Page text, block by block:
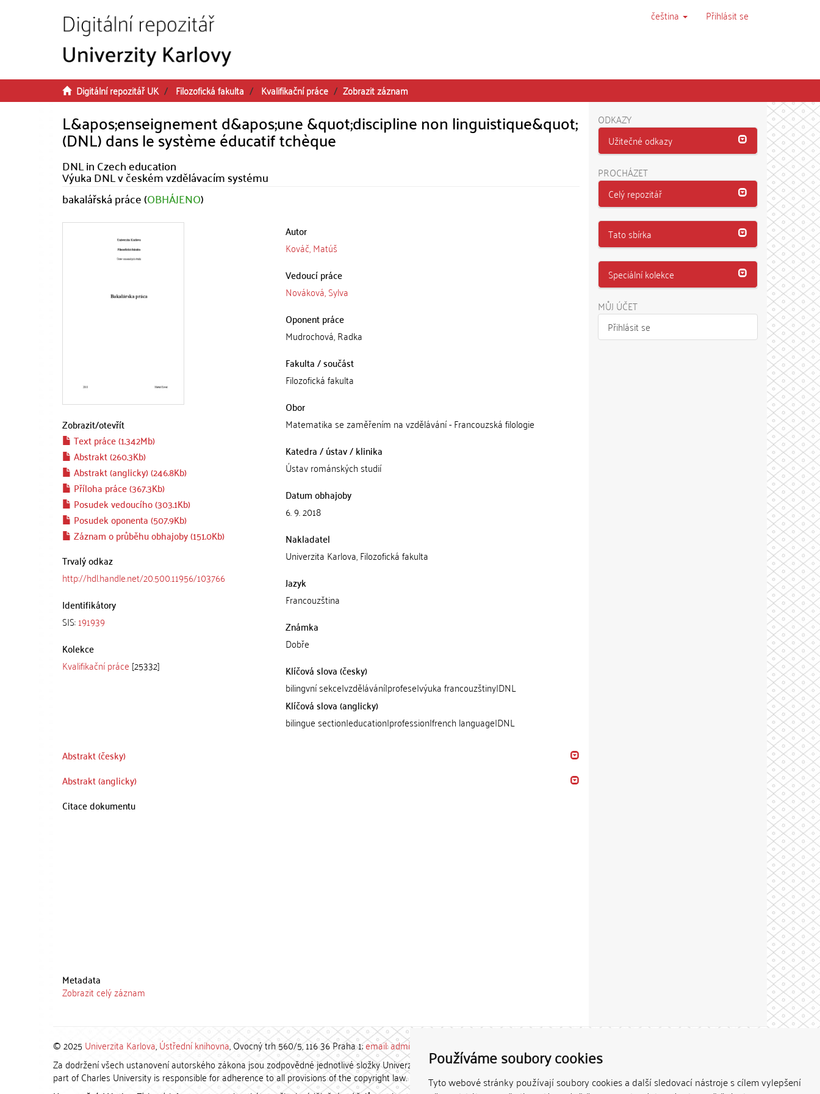
Používáme soubory cookies
Tyto webové stránky používají soubory cookies a další sledovací nástroje s cílem vylepšení
čeština Přihlásit se
Digitální repozitář UK Filozofická fakulta Kvalifikační práce Zobrazit záznam
L&apos;enseignement d&apos;une &quot;discipline non linguistique&quot;
(DNL) dans le système éducatif tchèque
DNL in Czech education
Výuka DNL v českém vzdělávacím systému
bakalářská práce (OBHÁJENO)
Zobrazit/otevřít
Text práce (1.342Mb)
Abstrakt (260.3Kb)
Abstrakt (anglicky) (246.8Kb)
Příloha práce (367.3Kb)
Posudek vedoucího (303.1Kb)
Posudek oponenta (507.9Kb)
Záznam o průběhu obhajoby (151.0Kb)
Trvalý odkaz
http://hdl.handle.net/20.500.11956/103766
Identifikátory
SIS:191939
Kolekce
Kvalifikační práce [25332]
Autor
Kováč, Matúš
Vedoucí práce
Nováková, Sylva
Oponent práce
Mudrochová, Radka
Fakulta / součást
Filozofická fakulta
Obor
Matematika se zaměřením na vzdělávání - Francouzská filologie
Katedra / ústav / klinika
Ústav románských studií
Datum obhajoby
6. 9. 2018
Nakladatel
Univerzita Karlova, Filozofická fakulta
Jazyk
Francouzština
Známka
Dobře
Klíčová slova (česky)
bilingvní sekce|vzdělávání|profese|výuka francouzštiny|DNL
Klíčová slova (anglicky)
bilingue section|education|profession|french language|DNL
Abstrakt (česky)
Abstrakt (anglicky)
Citace dokumentu
Metadata
Zobrazit celý záznam
ODKAZY
Užitečné odkazy
PROCHÁZET
Celý repozitář
Tato sbírka
Speciální kolekce
MŮJ ÚČET
Přihlásit se
© 2025 Univerzita Karlova,Ústřední knihovna, Ovocný trh 560/5, 116 36 Praha 1;email: admin-repozitar [at] cuni.cz
Za dodržení všech ustanovení autorského zákona jsou zodpovědné jednotlivé složky Univerzity Karlovy. / Each constituent
part of Charles University is responsible for adherence to all provisions of the copyright law.